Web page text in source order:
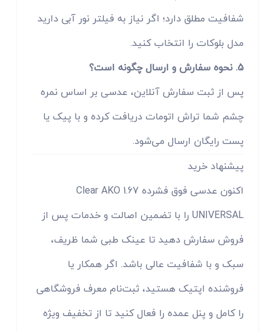
شفافیت مطلق دارد؛ اگر نیاز به فیلتر نور آبی دارید
مدل بلوکات را انتخاب کنید.
5. نحوه سفارش و ارسال چگونه است؟
پس از ثبت سفارش آنلاین، عدسی بر اساس نمره
چشم شما تراش اتومات دریافت کرده و با پیک یا
پست رایگان ارسال می‌شود.
پیشنهاد خرید
اکنون عدسی فوق فشرده 1.67 Clear AKO
UNIVERSAL را با تضمین اصالت و خدمات پس از
فروش سفارش دهید تا عینک طبی شما ظریف،
سبک و با شفافیت عالی باشد. اگر همکار یا
فروشنده اپتیک هستید، ثبت‌نام معرف فروشگاهی
را کامل و پنل عمده را فعال کنید تا از تخفیف ویژه